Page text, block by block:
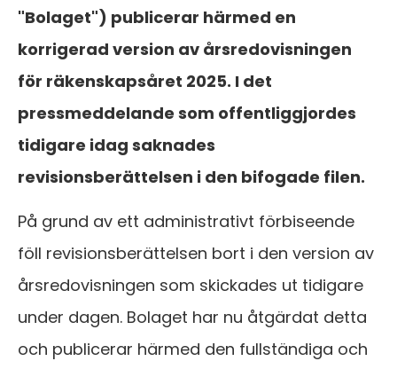
"Bolaget") publicerar härmed en
korrigerad version av årsredovisningen
för räkenskapsåret 2025. I det
pressmeddelande som offentliggjordes
tidigare idag saknades
revisionsberättelsen i den bifogade filen.
På grund av ett administrativt förbiseende
föll revisionsberättelsen bort i den version av
årsredovisningen som skickades ut tidigare
under dagen. Bolaget har nu åtgärdat detta
och publicerar härmed den fullständiga och